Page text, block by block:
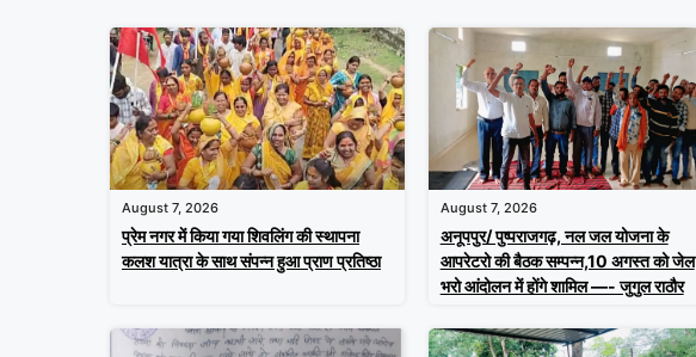
August 7, 2026
प्रेम नगर में किया गया शिवलिंग की स्थापना
कलश यात्रा के साथ संपन्न हुआ प्राण प्रतिष्ठा
August 7, 2026
अनूपपुर/ पुष्पराजगढ़, नल जल योजना के
आपरेटरो की बैठक सम्पन्न,10 अगस्त को जेल
भरो आंदोलन में होंगे शामिल —- जुगुल राठौर